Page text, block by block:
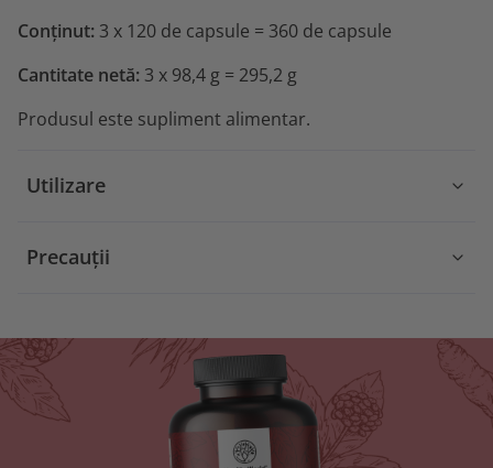
Conținut: 3 x 120 de capsule = 360 de capsule
Cantitate netă: 3 x 98,4 g = 295,2 g
Produsul este supliment alimentar.
Utilizare
Precauții